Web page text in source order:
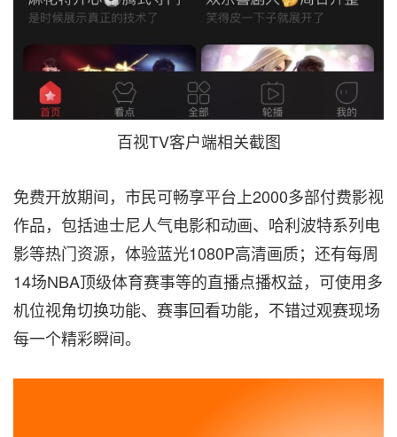
百视TV客户端相关截图
免费开放期间，市民可畅享平台上2000多部付费影视
作品，包括迪士尼人气电影和动画、哈利波特系列电
影等热门资源，体验蓝光1080P高清画质；还有每周
14场NBA顶级体育赛事等的直播点播权益，可使用多
机位视角切换功能、赛事回看功能，不错过观赛现场
每一个精彩瞬间。